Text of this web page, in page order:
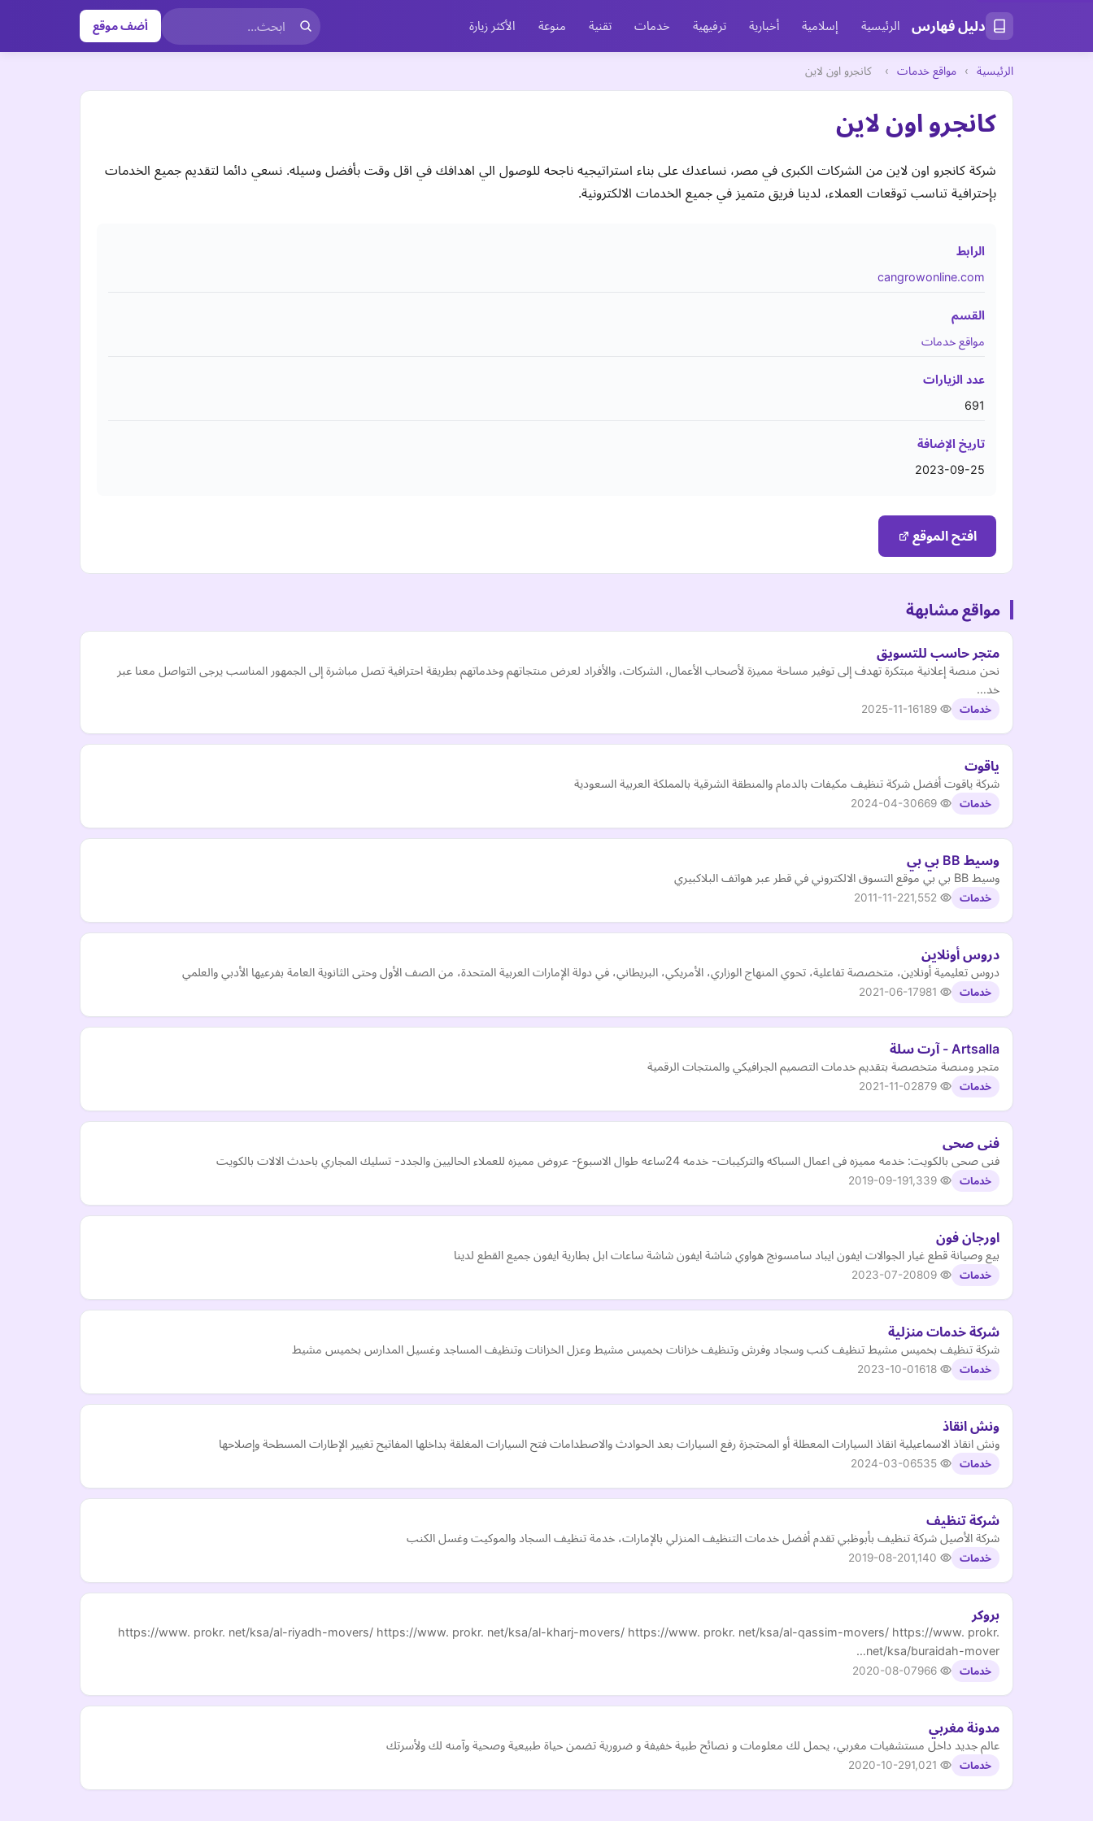
دليل فهارس الرئيسية إسلامية أخبارية ترفيهية خدمات تقنية منوعة الأكثر زيارة أضف موقع
الرئيسية › مواقع خدمات › كانجرو اون لاين
كانجرو اون لاين
شركة كانجرو اون لاين من الشركات الكبرى في مصر، نساعدك على بناء استراتيجيه ناجحه للوصول الي اهدافك في اقل وقت بأفضل وسيله. نسعي دائما لتقديم جميع الخدمات
بإحترافية تناسب توقعات العملاء، لدينا فريق متميز في جميع الخدمات الالكترونية.
الرابط
cangrowonline.com
القسم
مواقع خدمات
عدد الزيارات
691
تاريخ الإضافة
2023-09-25
افتح الموقع
مواقع مشابهة
متجر حاسب للتسويق
نحن منصة إعلانية مبتكرة تهدف إلى توفير مساحة مميزة لأصحاب الأعمال، الشركات، والأفراد لعرض منتجاتهم وخدماتهم بطريقة احترافية تصل مباشرة إلى الجمهور المناسب يرجى التواصل معنا عبر
خد…
خدمات 2025-11-16
ياقوت
شركة ياقوت أفضل شركة تنظيف مكيفات بالدمام والمنطقة الشرقية بالمملكة العربية السعودية
خدمات 2024-04-30
وسيط BB بي بي
وسيط BB بي بي موقع التسوق الالكتروني في قطر عبر هواتف البلاكبيري
خدمات 2011-11-22
دروس أونلاين
دروس تعليمية أونلاين، متخصصة تفاعلية، تحوي المنهاج الوزاري، الأمريكي، البريطاني، في دولة الإمارات العربية المتحدة، من الصف الأول وحتى الثانوية العامة بفرعيها الأدبي والعلمي
خدمات 2021-06-17
Artsalla - آرت سلة
متجر ومنصة متخصصة بتقديم خدمات التصميم الجرافيكي والمنتجات الرقمية
خدمات 2021-11-02
فنى صحى
فنى صحى بالكويت: خدمه مميزه فى اعمال السباكه والتركيبات- خدمه 24ساعه طوال الاسبوع- عروض مميزه للعملاء الحاليين والجدد- تسليك المجاري باحدث الالات بالكويت
خدمات 2019-09-19
اورجان فون
بيع وصيانة قطع غيار الجوالات ايفون ايباد سامسونج هواوي شاشة ايفون شاشة ساعات ابل بطارية ايفون جميع القطع لدينا
خدمات 2023-07-20
شركة خدمات منزلية
شركة تنظيف بخميس مشيط تنظيف كنب وسجاد وفرش وتنظيف خزانات بخميس مشيط وعزل الخزانات وتنظيف المساجد وغسيل المدارس بخميس مشيط
خدمات 2023-10-01
ونش انقاذ
ونش انقاذ الاسماعيلية انقاذ السيارات المعطلة أو المحتجزة رفع السيارات بعد الحوادث والاصطدامات فتح السيارات المغلقة بداخلها المفاتيح تغيير الإطارات المسطحة وإصلاحها
خدمات 2024-03-06
شركة تنظيف
شركة الأصيل شركة تنظيف بأبوظبي تقدم أفضل خدمات التنظيف المنزلي بالإمارات، خدمة تنظيف السجاد والموكيت وغسل الكنب
خدمات 2019-08-20
بروكر
https://www. prokr. net/ksa/al-riyadh-movers/ https://www. prokr. net/ksa/al-kharj-movers/ https://www. prokr. net/ksa/al-qassim-movers/ https://www. prokr.
net/ksa/buraidah-mover…
خدمات 2020-08-07
مدونة مغربي
عالم جديد داخل مستشفيات مغربي، يحمل لك معلومات و نصائح طبية خفيفة و ضرورية تضمن حياة طبيعية وصحية وآمنه لك ولأسرتك
خدمات 2020-10-29